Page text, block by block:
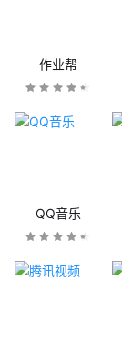
作业帮
QQ音乐